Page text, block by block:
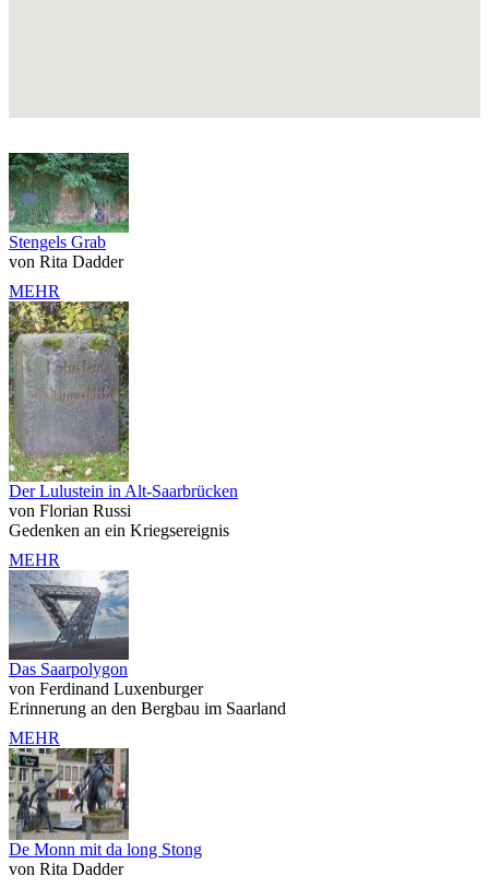
Stengels Grab
von Rita Dadder
MEHR
Der Lulustein in Alt-Saarbrücken
von Florian Russi
Gedenken an ein Kriegsereignis
MEHR
Das Saarpolygon
von Ferdinand Luxenburger
Erinnerung an den Bergbau im Saarland
MEHR
De Monn mit da long Stong
von Rita Dadder